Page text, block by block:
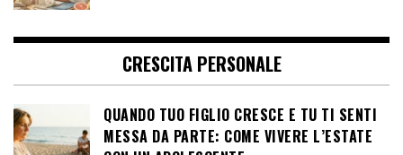
CRESCITA PERSONALE
QUANDO TUO FIGLIO CRESCE E TU TI SENTI
MESSA DA PARTE: COME VIVERE L’ESTATE